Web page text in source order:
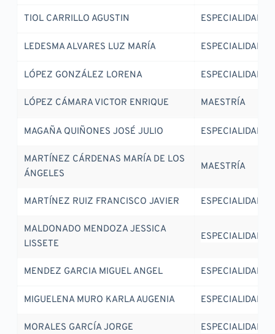
TIOL CARRILLO AGUSTIN ESPECIALIDAD
LEDESMA ALVARES LUZ MARÍA ESPECIALIDAD
LÓPEZ GONZÁLEZ LORENA ESPECIALIDAD
LÓPEZ CÁMARA VICTOR ENRIQUE MAESTRÍA
MAGAÑA QUIÑONES JOSÉ JULIO ESPECIALIDAD
MARTÍNEZ CÁRDENAS MARÍA DE LOS
ÁNGELES
MAESTRÍA
MARTÍNEZ RUIZ FRANCISCO JAVIER ESPECIALIDAD
MALDONADO MENDOZA JESSICA
LISSETE
ESPECIALIDAD
MENDEZ GARCIA MIGUEL ANGEL ESPECIALIDAD
MIGUELENA MURO KARLA AUGENIA ESPECIALIDAD
MORALES GARCÍA JORGE ESPECIALIDAD